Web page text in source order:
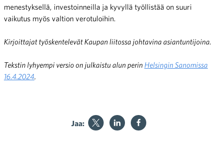
menestyksellä, investoinneilla ja kyvyllä työllistää on suuri
vaikutus myös valtion verotuloihin.
Kirjoittajat työskentelevät Kaupan liitossa johtavina asiantuntijoina.
Tekstin lyhyempi versio on julkaistu alun perin Helsingin Sanomissa
16.4.2024.
Jaa: